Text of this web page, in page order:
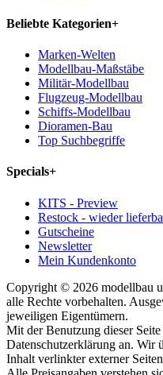
Beliebte Kategorien+
Marken-Welten
Modellbau-Maßstäbe
Militär-Modellbau
Flugzeug-Modellbau
Schiffs-Modellbau
Dioramen-Bau
Top Suchbegriffe
Specials+
KITS - Preview
Restock - wieder
Gutscheine
Newsletter
Mein Kundenkonto
Copyright © 2026 modellbau
alle Rechte vorbehalten.
jeweiligen Eigentümern.
Mit der Benutzung dieser
Datenschutzerklärung an. Wir
Inhalt verlinkter externer